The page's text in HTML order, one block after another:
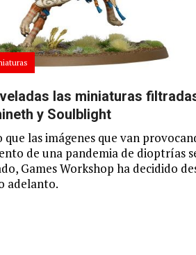
las miniaturas
y Soulblight
que las imágenes que van
de una pandemia de dioptrías
Games Workshop ha decidido
adelanto.